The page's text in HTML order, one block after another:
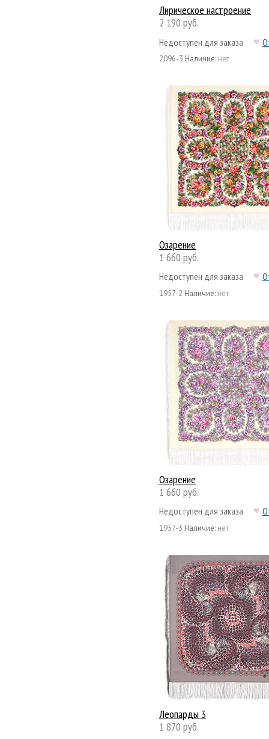
Лирическое настроение
2 190 руб.
Недоступен для заказа
2096-3 Наличие: нет
Озарение
1 660 руб.
Недоступен для заказа
1957-2 Наличие: нет
Озарение
1 660 руб.
Недоступен для заказа
1957-3 Наличие: нет
Леопарды 3
1 870 руб.